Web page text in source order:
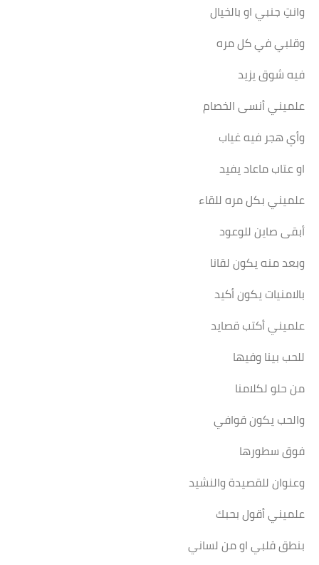
وانتِ جنبي او بالخيال
وقلبي في كل مره
فيه شوق يزيد
علميني أنسى الخصام
وأي هجر فيه غياب
او عتاب ماعاد يفيد
علميني بكل مره للقاء
أبقى صاين للوعود
وبعد منه يكون لقانا
بالامنيات يكون أكيد
علميني أكتب قصايد
للحب بينا وفيها
من حلو لكلامنا
والحب يكون قوافي
فوق سطورها
وعنوان للقصيدة والنشيد
علميني أقول بحبك
بنطق قلبي او من لساني